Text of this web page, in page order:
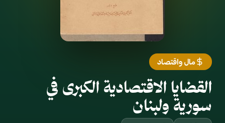
مال واقتصاد
القضايا الاقتصادية الكبرى في
سورية ولبنان